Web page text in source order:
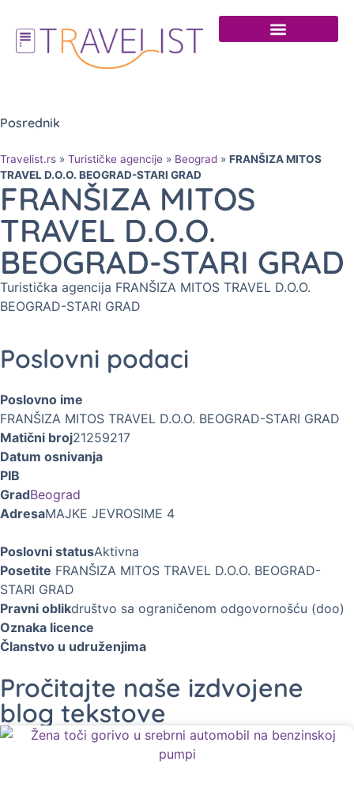
Posrednik
Travelist.rs » Turističke agencije » Beograd » FRANŠIZA MITOS
TRAVEL D.O.O. BEOGRAD-STARI GRAD
FRANŠIZA MITOS
TRAVEL D.O.O.
BEOGRAD-STARI GRAD
Turistička agencija FRANŠIZA MITOS TRAVEL D.O.O.
BEOGRAD-STARI GRAD
Poslovni podaci
Poslovno ime
FRANŠIZA MITOS TRAVEL D.O.O. BEOGRAD-STARI GRAD
Matični broj21259217
Datum osnivanja
PIB
GradBeograd
AdresaMAJKE JEVROSIME 4
Poslovni statusAktivna
Posetite FRANŠIZA MITOS TRAVEL D.O.O. BEOGRAD-
STARI GRAD
Pravni oblikdruštvo sa ograničenom odgovornošću (doo)
Oznaka licence
Članstvo u udruženjima
Pročitajte naše izdvojene
blog tekstove